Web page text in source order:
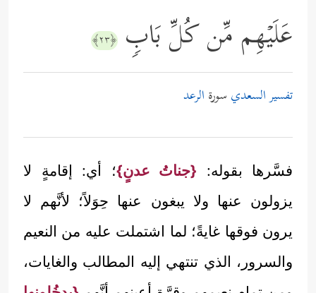
عَلَیۡهِم مِّن كُلِّ بَابࣲ ﴿٢٣﴾
تفسير السعدي سورة الرعد
فسَّرها بقوله: {جناتُ عدنٍ}؛ أي: إقامةٍ لا
يزولون عنها ولا يبغون عنها حِوَلاً؛ لأنَّهم لا
يرون فوقها غايةً؛ لما اشتملت عليه من النعيم
والسرور، الذي تنتهي إليه المطالب والغايات،